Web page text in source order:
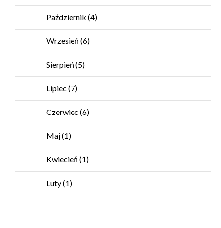
Październik (4)
Wrzesień (6)
Sierpień (5)
Lipiec (7)
Czerwiec (6)
Maj(1)
Kwiecień (1)
Luty(1)